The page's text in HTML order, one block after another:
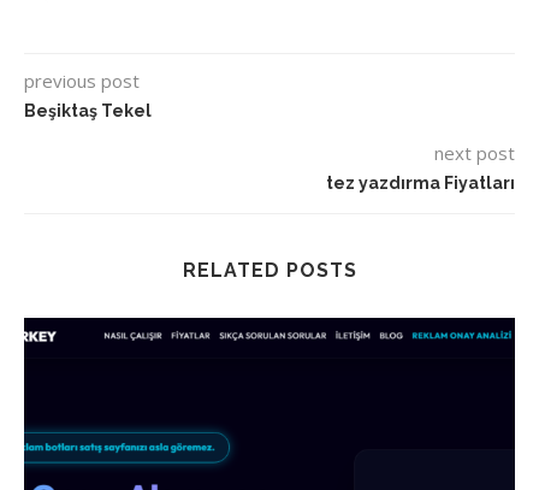
previous post
Beşiktaş Tekel
next post
tez yazdırma Fiyatları
RELATED POSTS